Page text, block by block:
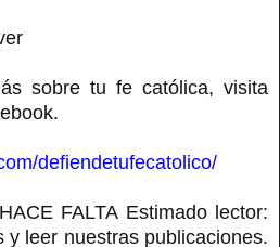
sobre tu fe católica, visita
defiendetufecatolico/
FALTA Estimado lector:
y leer nuestras publicaciones.